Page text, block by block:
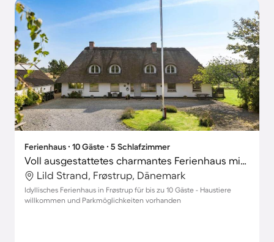
Ferienhaus ∙ 10 Gäste ∙ 5 Schlafzimmer
Voll ausgestattetes charmantes Ferienhaus mit Terrasse und Grill | Haustiere sind willkommen
Lild Strand, Frøstrup, Dänemark
Idyllisches Ferienhaus in Frøstrup für bis zu 10 Gäste - Haustiere
willkommen und Parkmöglichkeiten vorhanden